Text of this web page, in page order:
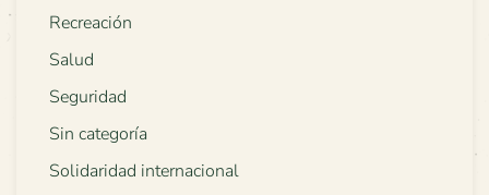
Recreación
Salud
Seguridad
Sin categoría
Solidaridad internacional